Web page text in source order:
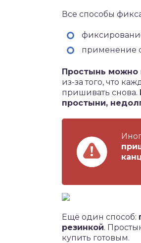
Все способы
применение
Простынь можно
из-за того, что
пришивать снова.
простыни,
Ещё один способ:
резинкой.
купить готовым.